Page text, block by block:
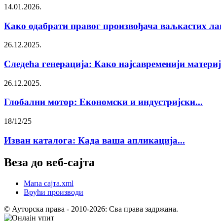
14.01.2026.
Како одабрати правог произвођача ваљкастих
26.12.2025.
Следећа генерација: Како најсавременији
26.12.2025.
Глобални мотор: Економски и индустријски...
18/12/25
Изван каталога: Када ваша апликација...
Веза до веб-сајта
Мапа сајта.xml
Врући производи
© Ауторска права - 2010-2026: Сва права задржана.